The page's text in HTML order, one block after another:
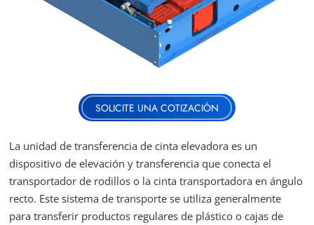
SOLICITE UNA COTIZACIÓN
La unidad de transferencia de cinta elevadora es un
dispositivo de elevación y transferencia que conecta el
transportador de rodillos o la cinta transportadora en ángulo
recto. Este sistema de transporte se utiliza generalmente
para transferir productos regulares de plástico o cajas de